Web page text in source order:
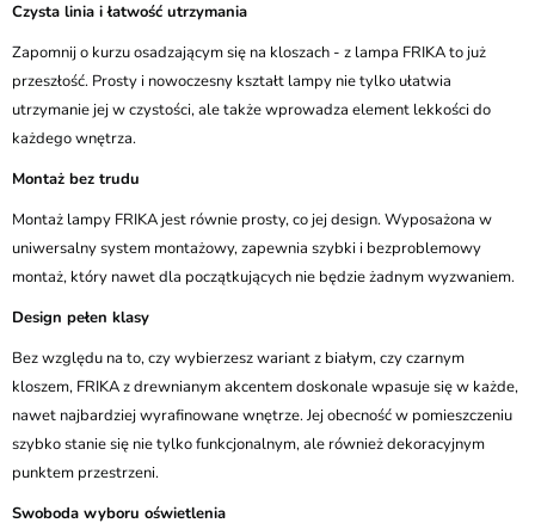
Czysta linia i łatwość utrzymania
Zapomnij o kurzu osadzającym się na kloszach - z lampa FRIKA to już
przeszłość. Prosty i nowoczesny kształt lampy nie tylko ułatwia
utrzymanie jej w czystości, ale także wprowadza element lekkości do
każdego wnętrza.
Montaż bez trudu
Montaż lampy FRIKA jest równie prosty, co jej design. Wyposażona w
uniwersalny system montażowy, zapewnia szybki i bezproblemowy
montaż, który nawet dla początkujących nie będzie żadnym wyzwaniem.
Design pełen klasy
Bez względu na to, czy wybierzesz wariant z białym, czy czarnym
kloszem, FRIKA z drewnianym akcentem doskonale wpasuje się w każde,
nawet najbardziej wyrafinowane wnętrze. Jej obecność w pomieszczeniu
szybko stanie się nie tylko funkcjonalnym, ale również dekoracyjnym
punktem przestrzeni.
Swoboda wyboru oświetlenia